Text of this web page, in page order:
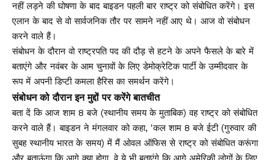
नहीं लड़ने की घोषणा के बाद बाइडन पहली बार राष्ट्र को संबोधित करेंगे। इस
एलान के बाद से वो सार्वजनिक तौर पर सामने नहीं आए थे। आज वो संबोधन
करने वाले हैं।
संबोधन के दौरान वो राष्ट्रपति पद की दौड़ से हटने के अपने फैसले के बारे में
बताएंगे और नवंबर के आम चुनावों के लिए डेमोक्रेटिक पार्टी के उम्मीदवार के
रूप में अपनी डिप्टी कमला हैरिस का समर्थन करेंगे।
संबोधन को दौरान इन मुद्दों पर करेंगे बातचीत
बता दें कि आज शाम 8 बजे (स्थानीय समय के मुताबिक) वह राष्ट्र को संबोधित
करने वाले हैं। बाइडन ने मंगलवार को कहा, 'कल शाम 8 बजे ईटी (गुरुवार की
सुबह स्थानीय भारत के समय) में मैं ओवल ऑफिस से राष्ट्र को संबोधित करूंगा